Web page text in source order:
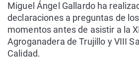
Miguel Ángel Gallardo ha
declaraciones a preguntas de
momentos antes de asistir a la
Agroganadera de Trujillo y VIII
Calidad.